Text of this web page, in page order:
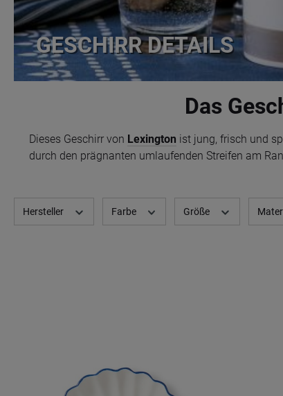
GESCHIRR DETAILS
Das
Dieses Geschirr von Lexington ist jung, frisch und
durch den prägnanten umlaufenden Streifen am
Hersteller Farbe Größe